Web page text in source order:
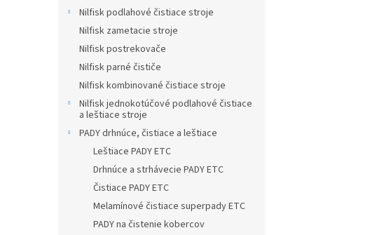
Nilfisk podlahové čistiace stroje
Nilfisk zametacie stroje
Nilfisk postrekovače
Nilfisk parné čističe
Nilfisk kombinované čistiace stroje
Nilfisk jednokotúčové podlahové čistiace
a leštiace stroje
PADY drhnúce, čistiace a leštiace
Leštiace PADY ETC
Drhnúce a strhávecie PADY ETC
Čistiace PADY ETC
Melamínové čistiace superpady ETC
PADY na čistenie kobercov